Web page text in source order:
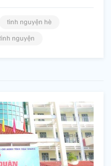
tình nguyện hè
nguyện